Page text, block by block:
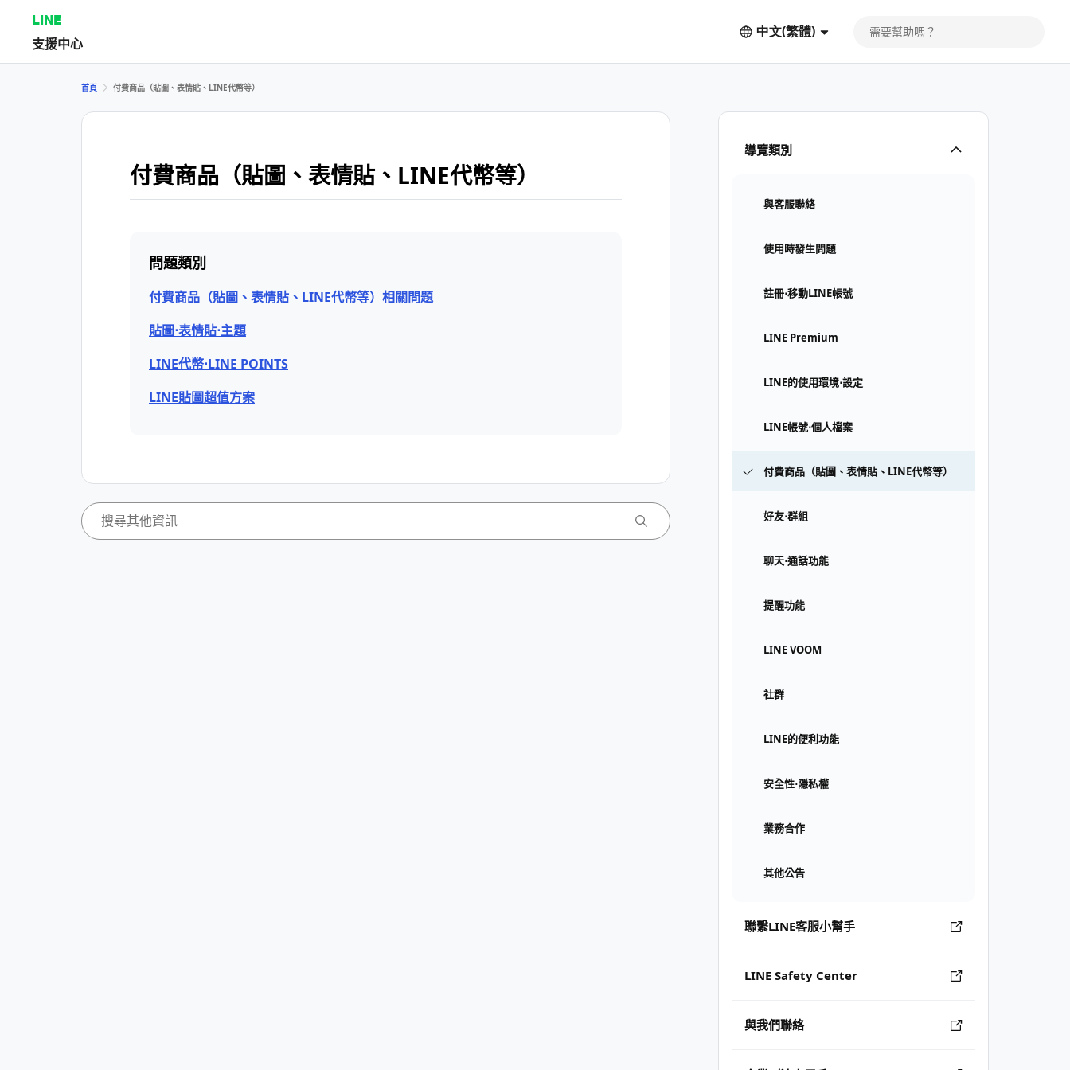
LINE
支援中心
中文(繁體)
導覽類別
與客服聯絡
使用時發生問題
註冊⋅移動LINE帳號
LINE Premium
LINE的使用環境⋅設定
LINE帳號⋅個人檔案
付費商品（貼圖、表情貼、LINE代幣等）
好友⋅群組
聊天⋅通話功能
提醒功能
LINE VOOM
社群
LINE的便利功能
安全性⋅隱私權
業務合作
其他公告
聯繫LINE客服小幫手
LINE Safety Center
與我們聯絡
首頁 付費商品（貼圖、表情貼、LINE代幣等）
付費商品（貼圖、表情貼、LINE代幣等）
問題類別
付費商品（貼圖、表情貼、LINE代幣等）相關問題
貼圖⋅表情貼⋅主題
LINE代幣⋅LINE POINTS
LINE貼圖超值方案